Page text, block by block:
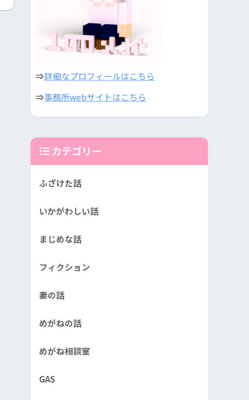
⇒詳細なプロフィールはこちら
⇒事務所webサイトはこちら
カテゴリー
ふざけた話
いかがわしい話
まじめな話
フィクション
妻の話
めがねの話
めがね相談室
GAS